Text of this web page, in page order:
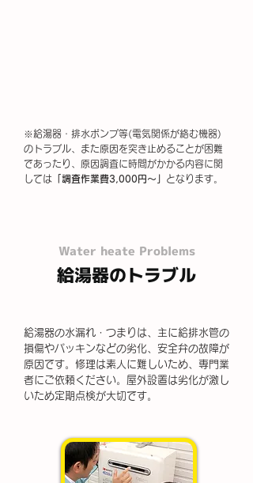
※給湯器・排水ポンプ等(電気関係が絡む機器)
のトラブル、また原因を突き止めることが困難
であったり、原因調査に時間がかかる内容に関
しては 「調査作業費3,000円～」 となります。
Water heate Problems
給湯器のトラブル
給湯器の水漏れ・つまりは、主に給排水管の
損傷やパッキンなどの劣化、安全弁の故障が
原因です。修理は素人に難しいため、専門業
者にご依頼ください。屋外設置は劣化が激し
いため定期点検が大切です。